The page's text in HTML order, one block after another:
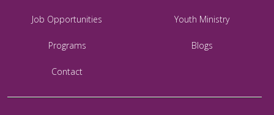
Job Opportunities Youth Ministry
Programs Blogs
Contact